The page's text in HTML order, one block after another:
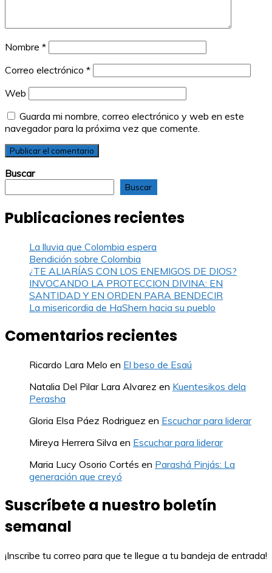
Nombre *
Correo electrónico *
Web
Guarda mi nombre, correo electrónico y web en este
navegador para la próxima vez que comente.
Buscar
Buscar
Publicaciones recientes
La lluvia que Colombia espera
Bendición sobre Colombia
¿TE ALIARÍAS CON LOS ENEMIGOS DE DIOS?
INVOCANDO LA PROTECCION DIVINA: EN
SANTIDAD Y EN ORDEN PARA BENDECIR
La misericordia de HaShem hacia su pueblo
Comentarios recientes
Ricardo Lara Melo en El beso de Esaú
Natalia Del Pilar Lara Alvarez en Kuentesikos dela
Perasha
Gloria Elsa Páez Rodriguez en Escuchar para liderar
Mireya Herrera Silva en Escuchar para liderar
Maria Lucy Osorio Cortés en Parashá Pinjás: La
generación que creyó
Suscríbete a nuestro boletín
semanal
¡Inscribe tu correo para que te llegue a tu bandeja de entrada!